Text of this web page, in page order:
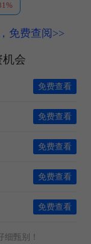
免费查阅>>
会
免费查看
免费查看
免费查看
免费查看
免费查看
甄别！